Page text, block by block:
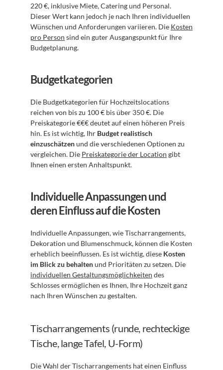
220 €, inklusive Miete, Catering und Personal.
Dieser Wert kann jedoch je nach Ihren individuellen
Wünschen und Anforderungen variieren. Die Kosten
pro Person sind ein guter Ausgangspunkt für Ihre
Budgetplanung.
Budgetkategorien
Die Budgetkategorien für Hochzeitslocations
reichen von bis zu 100 € bis über 350 €. Die
Preiskategorie €€€ deutet auf einen höheren Preis
hin. Es ist wichtig, Ihr Budget realistisch
einzuschätzen und die verschiedenen Optionen zu
vergleichen. Die Preiskategorie der Location gibt
Ihnen einen ersten Anhaltspunkt.
Individuelle Anpassungen und
deren Einfluss auf die Kosten
Individuelle Anpassungen, wie Tischarrangements,
Dekoration und Blumenschmuck, können die Kosten
erheblich beeinflussen. Es ist wichtig, diese Kosten
im Blick zu behalten
individuellen Gestaltungsmöglichkeiten des
Schlosses ermöglichen es Ihnen, Ihre Hochzeit ganz
nach Ihren Wünschen zu gestalten.
Tischarrangements (runde, rechteckige
Tische, lange Tafel, U-Form)
Die Wahl der Tischarrangements hat einen Einfluss